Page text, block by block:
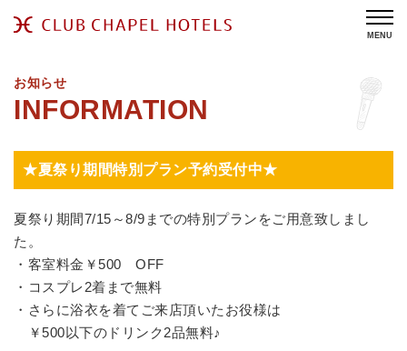
MENU
お知らせ
★夏祭り期間特別プラン予約受付中★
夏祭り期間7/15～8/9までの特別プランをご用意致しまし
た。
・客室料金￥500 OFF
・コスプレ2着まで無料
・さらに浴衣を着てご来店頂いたお役様は
￥500以下のドリンク2品無料♪